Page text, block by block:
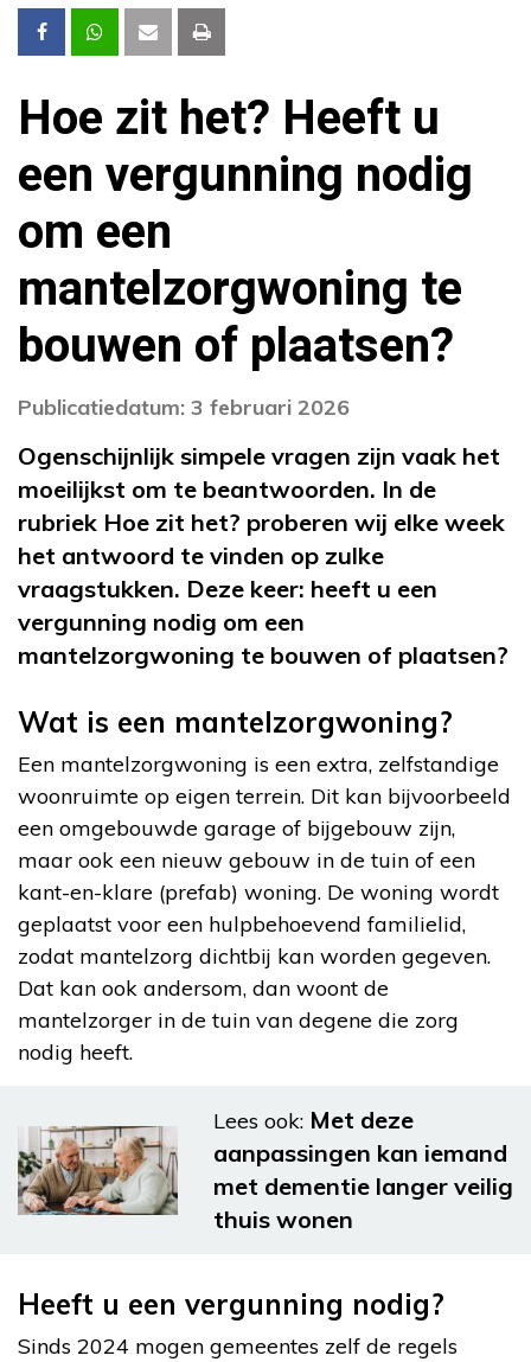
Hoe zit het? Heeft u
een vergunning nodig
om een
mantelzorgwoning te
bouwen of plaatsen?
Publicatiedatum: 3 februari 2026
Ogenschijnlijk simpele vragen zijn vaak het
moeilijkst om te beantwoorden. In de
rubriek Hoe zit het? proberen wij elke week
het antwoord te vinden op zulke
vraagstukken. Deze keer: heeft u een
vergunning nodig om een
mantelzorgwoning te bouwen of plaatsen?
Wat is een mantelzorgwoning?
Een mantelzorgwoning is een extra, zelfstandige
woonruimte op eigen terrein. Dit kan bijvoorbeeld
een omgebouwde garage of bijgebouw zijn,
maar ook een nieuw gebouw in de tuin of een
kant-en-klare (prefab) woning. De woning wordt
geplaatst voor een hulpbehoevend familielid,
zodat mantelzorg dichtbij kan worden gegeven.
Dat kan ook andersom, dan woont de
mantelzorger in de tuin van degene die zorg
nodig heeft.
Lees ook: Met deze
aanpassingen kan iemand
met dementie langer veilig
thuis wonen
Heeft u een vergunning nodig?
Sinds 2024 mogen gemeentes zelf de regels